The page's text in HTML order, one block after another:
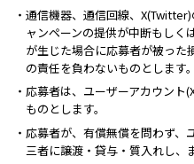
・通信機器、通信回線、
ャンペーンの提供が中断もしく
が生じた場合に応募者が被った
の責任を負わないものとします。
・応募者は、ユーザーアカウント
ものとします。
・応募者が、有償無償を問わず
三者に譲渡・貸与・質入れし、